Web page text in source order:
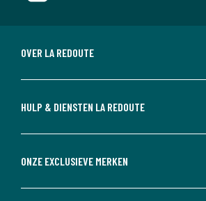
OVER LA REDOUTE
HULP & DIENSTEN LA REDOUTE
ONZE EXCLUSIEVE MERKEN